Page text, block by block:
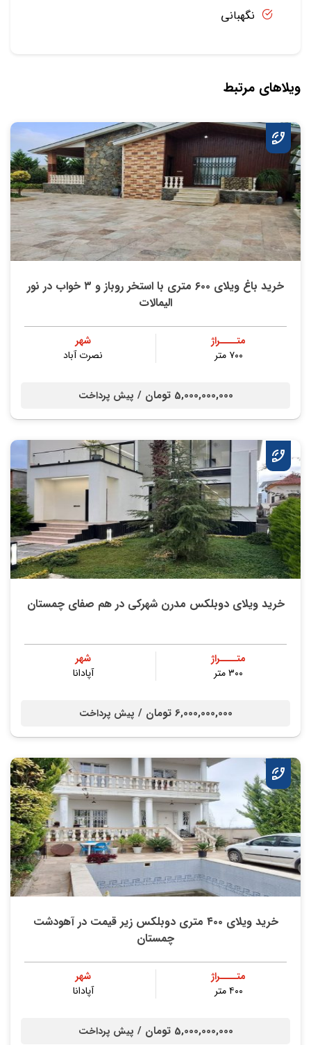
نگهبانی
ویلاهای مرتبط
خرید باغ ویلای ۶۰۰ متری با استخر روباز و ۳ خواب در نور
الیمالات
متــــراژ
۷۰۰ متر
شهر
نصرت آباد
5,000,000,000 تومان / پیش پرداخت
خرید ویلای دوبلکس مدرن شهرکی در هم صفای چمستان
متــــراژ
۳۰۰ متر
شهر
آپادانا
6,000,000,000 تومان / پیش پرداخت
خرید ویلای ۴۰۰ متری دوبلکس زیر قیمت در آهودشت
چمستان
متــــراژ
۴۰۰ متر
شهر
آپادانا
5,000,000,000 تومان / پیش پرداخت